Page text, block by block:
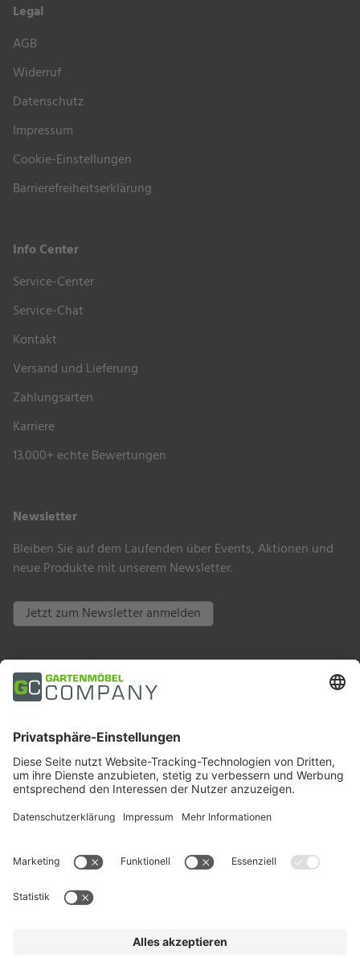
Legal
AGB
Widerruf
Datenschutz
Impressum
Cookie-Einstellungen
Barrierefreiheitserklärung
Info Center
Service-Center
Service-Chat
Kontakt
Versand und Lieferung
Zahlungsarten
Karriere
13.000+ echte Bewertungen
Newsletter
Bleiben Sie auf dem Laufenden über Events, Aktionen und
neue Produkte mit unserem Newsletter.
Jetzt zum Newsletter anmelden
Zahlungsarten
Soziale Medien